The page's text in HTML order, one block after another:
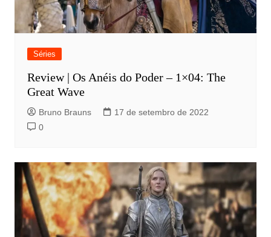
Séries
Review | Os Anéis do Poder – 1×04: The
Great Wave
Bruno Brauns
17 de setembro de 2022
0